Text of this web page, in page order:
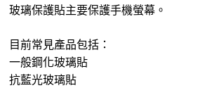
玻璃保護貼主要保護手機螢幕。
目前常見產品包括：
一般鋼化玻璃貼
抗藍光玻璃貼